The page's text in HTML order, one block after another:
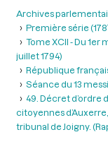
Archives
Première série
Tome XCII - Du 1er
juillet 1794)
République
Séance du 13
49. Décret d’ordre
citoyennes
tribunal de Joigny.